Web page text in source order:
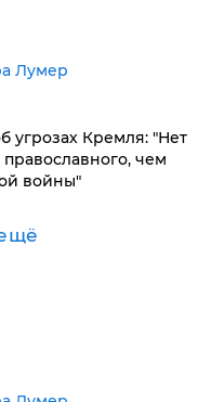
Лумер
угрозах Кремля: "Нет
чем
войны"